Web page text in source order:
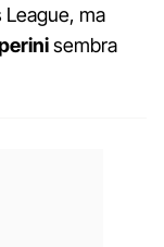
League, ma
sembra